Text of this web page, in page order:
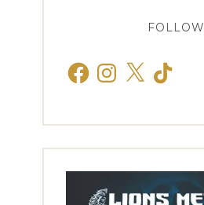
FOLLOW
FacebookInstagram
X TikTok